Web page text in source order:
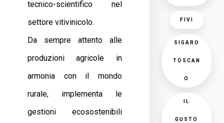
tecnico-scientifico nel
settore vitivinicolo.
Da sempre attento alle
produzioni agricole in
armonia con il mondo
rurale, implementa le
gestioni ecosostenibili
FIVI
SIGARO
TOSCAN
O
IL
GUSTO